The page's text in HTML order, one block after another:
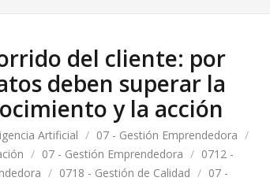
del cliente: por
deben superar la
y la acción
Artificial / 07 - Gestión Emprendedora /
/ 07 - Gestión Emprendedora / 0712 -
/ 0718 - Gestión de Calidad / 07 -